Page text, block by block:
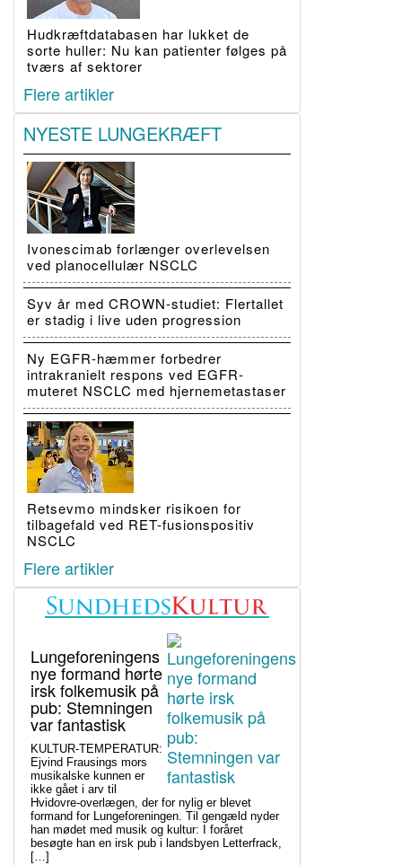
Hudkræftdatabasen har lukket de
sorte huller: Nu kan patienter følges på
tværs af sektorer
Flere artikler
NYESTE LUNGEKRÆFT
Ivonescimab forlænger overlevelsen
ved planocellulær NSCLC
Syv år med CROWN-studiet: Flertallet
er stadig i live uden progression
Ny EGFR-hæmmer forbedrer
intrakranielt respons ved EGFR-
muteret NSCLC med hjernemetastaser
Retsevmo mindsker risikoen for
tilbagefald ved RET-fusionspositiv
NSCLC
Flere artikler
Lungeforeningens
nye formand hørte
irsk folkemusik på
pub: Stemningen
var fantastisk
KULTUR-TEMPERATUR:
Ejvind Frausings mors
musikalske kunnen er
ikke gået i arv til
Hvidovre-overlægen, der for nylig er blevet
formand for Lungeforeningen. Til gengæld nyder
han mødet med musik og kultur: I foråret
besøgte han en irsk pub i landsbyen Letterfrack,
[…]